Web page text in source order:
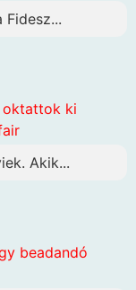
oktattok ki
Akik...
beadandó